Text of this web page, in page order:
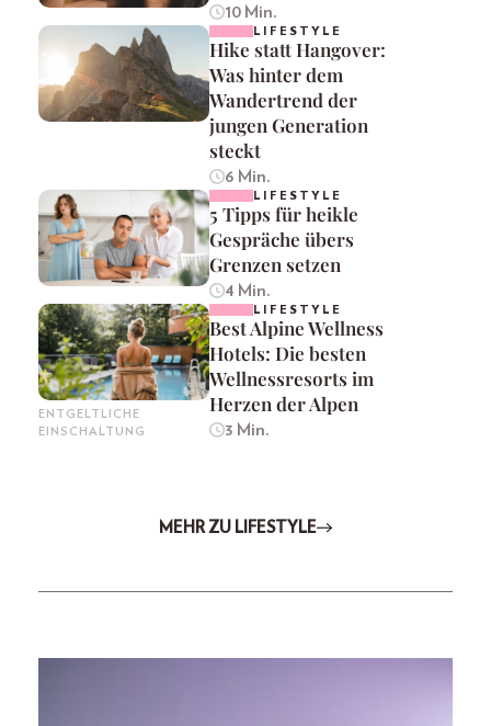
10 Min.
LIFESTYLE
Hike statt Hangover:
Was hinter dem
Wandertrend der
jungen Generation
steckt
6 Min.
LIFESTYLE
5 Tipps für heikle
Gespräche übers
Grenzen setzen
4 Min.
ENTGELTLICHE
EINSCHALTUNG
LIFESTYLE
Best Alpine Wellness
Hotels: Die besten
Wellnessresorts im
Herzen der Alpen
3 Min.
MEHR ZU LIFESTYLE